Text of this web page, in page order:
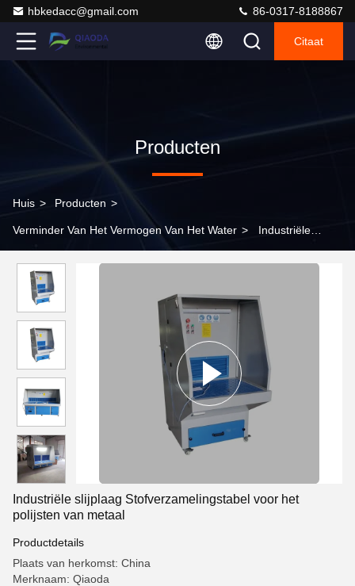
hbkedacc@gmail.com 86-0317-8188867
Citaat
Producten
Huis > Producten >
Verminder Van Het Vermogen Van Het Water > Industriële
Industriële slijplaag Stofverzamelingstabel voor het
polijsten van metaal
Productdetails
Plaats van herkomst: China
Merknaam: Qiaoda